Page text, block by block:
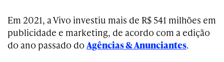
Em 2021, a Vivo investiu mais de R$ 541 milhões em
publicidade e marketing, de acordo com a edição
do ano passado do Agências & Anunciantes.